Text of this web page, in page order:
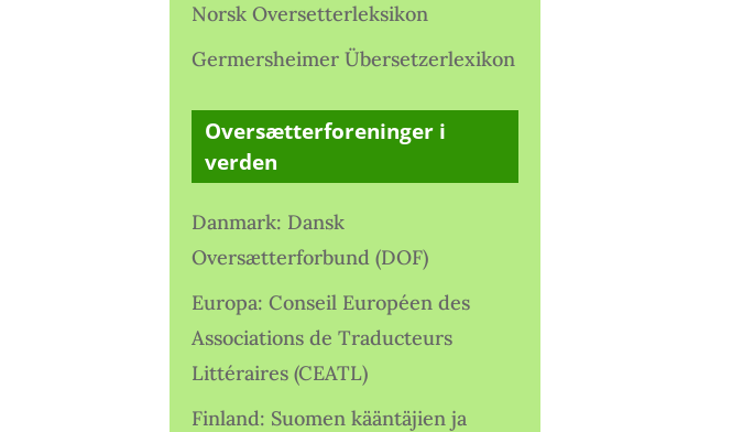
Norsk Oversetterleksikon
Germersheimer Übersetzerlexikon
Oversætterforeninger i
verden
Danmark: Dansk
Oversætterforbund (DOF)
Europa: Conseil Européen des
Associations de Traducteurs
Littéraires (CEATL)
Finland: Suomen kääntäjien ja